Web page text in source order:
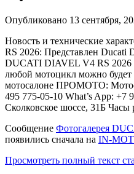
Опубликовано 13 сентября,
Новость и технические
RS 2026: Представлен Ducati
DUCATI DIAVEL V4 RS 2026
любой мотоцикл можно будет
мотосалоне ПРОМОТО:
495 775-05-10 What’s App: +7
Сколковское шоссе, 31Б
Сообщение Фотогалерея
появились сначала на IN-
Просмотреть полный текст